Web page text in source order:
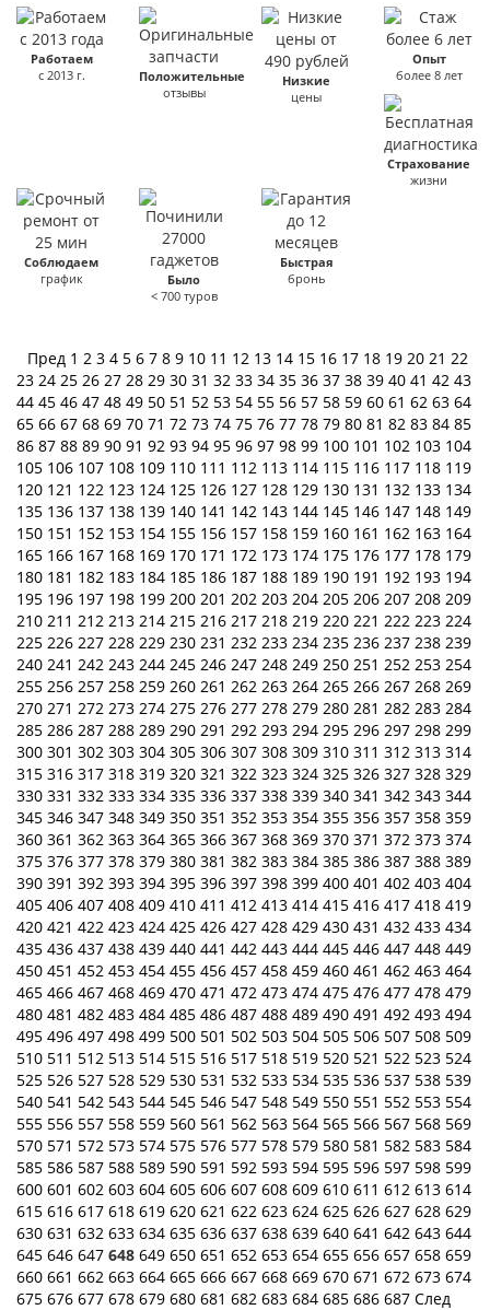
Работаем
с 2013 г.
Положительные
отзывы
Низкие
цены
Опыт
более 8 лет
Страхование
жизни
Соблюдаем
график
Было
< 700 туров
Быстрая
бронь
Пред 1 2 3 4 5 6 7 8 9 10 11 12 13 14 15 16 17 18 19 20 21 22
23 24 25 26 27 28 29 30 31 32 33 34 35 36 37 38 39 40 41 42 43
44 45 46 47 48 49 50 51 52 53 54 55 56 57 58 59 60 61 62 63 64
65 66 67 68 69 70 71 72 73 74 75 76 77 78 79 80 81 82 83 84 85
86 87 88 89 90 91 92 93 94 95 96 97 98 99 100 101 102 103 104
105 106 107 108 109 110 111 112 113 114 115 116 117 118 119
120 121 122 123 124 125 126 127 128 129 130 131 132 133 134
135 136 137 138 139 140 141 142 143 144 145 146 147 148 149
150 151 152 153 154 155 156 157 158 159 160 161 162 163 164
165 166 167 168 169 170 171 172 173 174 175 176 177 178 179
180 181 182 183 184 185 186 187 188 189 190 191 192 193 194
195 196 197 198 199 200 201 202 203 204 205 206 207 208 209
210 211 212 213 214 215 216 217 218 219 220 221 222 223 224
225 226 227 228 229 230 231 232 233 234 235 236 237 238 239
240 241 242 243 244 245 246 247 248 249 250 251 252 253 254
255 256 257 258 259 260 261 262 263 264 265 266 267 268 269
270 271 272 273 274 275 276 277 278 279 280 281 282 283 284
285 286 287 288 289 290 291 292 293 294 295 296 297 298 299
300 301 302 303 304 305 306 307 308 309 310 311 312 313 314
315 316 317 318 319 320 321 322 323 324 325 326 327 328 329
330 331 332 333 334 335 336 337 338 339 340 341 342 343 344
345 346 347 348 349 350 351 352 353 354 355 356 357 358 359
360 361 362 363 364 365 366 367 368 369 370 371 372 373 374
375 376 377 378 379 380 381 382 383 384 385 386 387 388 389
390 391 392 393 394 395 396 397 398 399 400 401 402 403 404
405 406 407 408 409 410 411 412 413 414 415 416 417 418 419
420 421 422 423 424 425 426 427 428 429 430 431 432 433 434
435 436 437 438 439 440 441 442 443 444 445 446 447 448 449
450 451 452 453 454 455 456 457 458 459 460 461 462 463 464
465 466 467 468 469 470 471 472 473 474 475 476 477 478 479
480 481 482 483 484 485 486 487 488 489 490 491 492 493 494
495 496 497 498 499 500 501 502 503 504 505 506 507 508 509
510 511 512 513 514 515 516 517 518 519 520 521 522 523 524
525 526 527 528 529 530 531 532 533 534 535 536 537 538 539
540 541 542 543 544 545 546 547 548 549 550 551 552 553 554
555 556 557 558 559 560 561 562 563 564 565 566 567 568 569
570 571 572 573 574 575 576 577 578 579 580 581 582 583 584
585 586 587 588 589 590 591 592 593 594 595 596 597 598 599
600 601 602 603 604 605 606 607 608 609 610 611 612 613 614
615 616 617 618 619 620 621 622 623 624 625 626 627 628 629
630 631 632 633 634 635 636 637 638 639 640 641 642 643 644
645 646 647 648 649 650 651 652 653 654 655 656 657 658 659
660 661 662 663 664 665 666 667 668 669 670 671 672 673 674
675 676 677 678 679 680 681 682 683 684 685 686 687 След